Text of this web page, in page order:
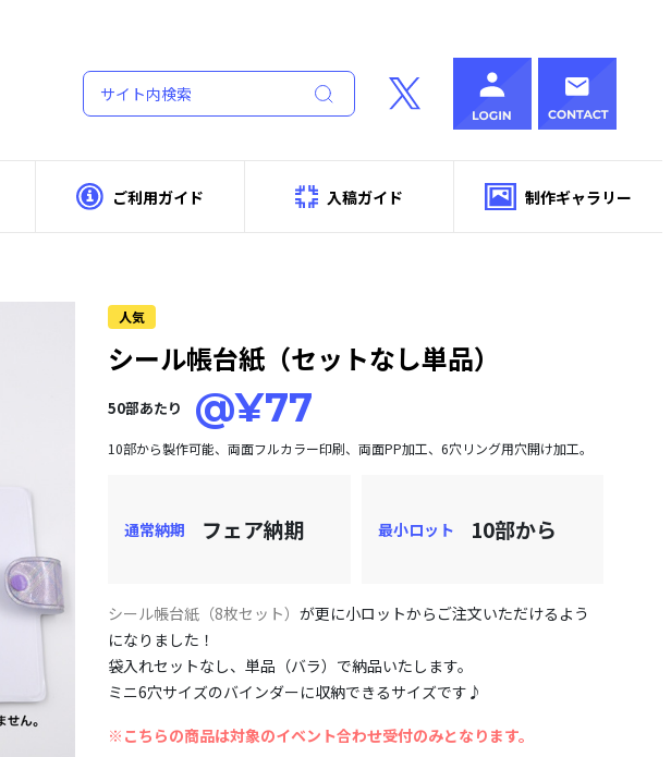
ご利用ガイド 入稿ガイド 制作ギャラリー
人気
シール帳台紙（セットなし単品）
50部あたり @¥77
10部から製作可能、両面フルカラー印刷、両面PP加工、6穴リング用穴開け加工。
通常納期 フェア納期 最小ロット 10部から
シール帳台紙（8枚セット） が更に小ロットからご注文いただけるよう
になりました！
袋入れセットなし、単品（バラ）で納品いたします。
ミニ6穴サイズのバインダーに収納できるサイズです♪
※こちらの商品は対象のイベント合わせ受付のみとなります。